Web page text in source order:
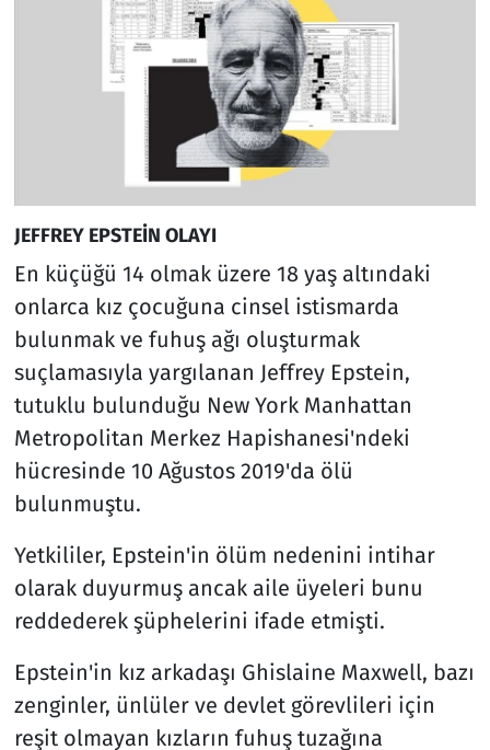
JEFFREY EPSTEİN OLAYI
En küçüğü 14 olmak üzere 18 yaş altındaki
onlarca kız çocuğuna cinsel istismarda
bulunmak ve fuhuş ağı oluşturmak
suçlamasıyla yargılanan Jeffrey Epstein,
tutuklu bulunduğu New York Manhattan
Metropolitan Merkez Hapishanesi'ndeki
hücresinde 10 Ağustos 2019'da ölü
bulunmuştu.
Yetkililer, Epstein'in ölüm nedenini intihar
olarak duyurmuş ancak aile üyeleri bunu
reddederek şüphelerini ifade etmişti.
Epstein'in kız arkadaşı Ghislaine Maxwell, bazı
zenginler, ünlüler ve devlet görevlileri için
reşit olmayan kızların fuhuş tuzağına